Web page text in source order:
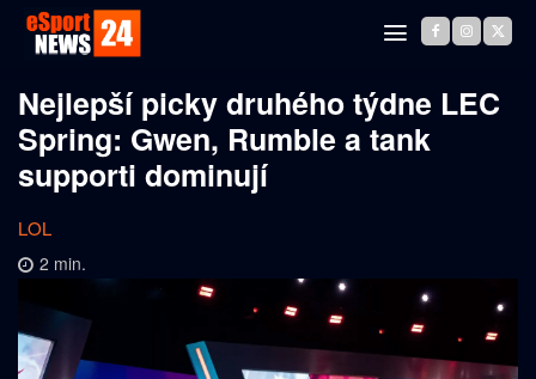
Nejlepší picky druhého týdne LEC
Spring: Gwen, Rumble a tank
supporti dominují
LOL
2 min.